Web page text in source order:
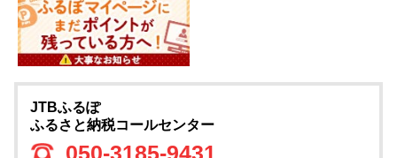
JTBふるぽ
ふるさと納税コールセンター
050-3185-9431